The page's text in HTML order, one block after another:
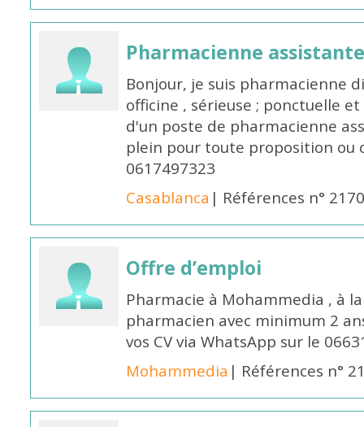
Pharmacienne
Bonjour, je suis pharmacienne
officine , sérieuse ; ponctuelle
d'un poste de pharmacienne
plein pour toute proposition ou
0617497323
Casablanca | Références n°
Offre d’emploi
Pharmacie à Mohammedia , à
pharmacien avec minimum 2
vos CV via WhatsApp sur le
Mohammedia | Références n°